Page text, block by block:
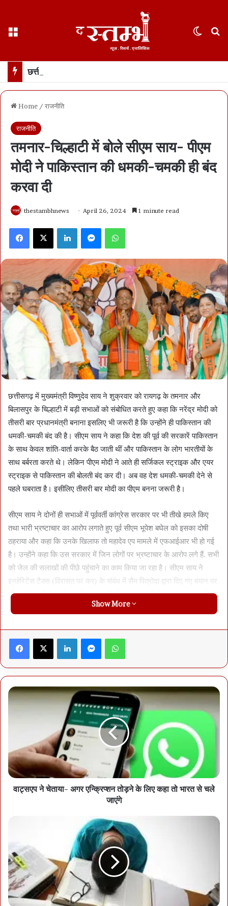
Home / राजनीति
राजनीति
तमनार-चिल्हाटी में बोले सीएम साय- पीएम
मोदी ने पाकिस्तान की धमकी-चमकी ही बंद
करवा दी
thestambhnews April 26, 2024 1 minute read
Facebook X LinkedIn
छत्तीसगढ़ में मुख्यमंत्री विष्णुदेव साय ने शुक्रवार को रायगढ़ के तमनार और
बिलासपुर के चिल्हाटी में बड़ी सभाओं को संबोधित करते हुए कहा कि नरेंद्र मोदी को
तीसरी बार प्रधानमंत्री बनाना इसलिए भी जरूरी है कि उन्होंने ही पाकिस्तान की
धमकी-चमकी बंद की है। सीएम साय ने कहा कि देश की पूर्व की सरकारें पाकिस्तान
के साथ केवल शांति-वार्ता करके बैठ जाती थीं और पाकिस्तान के लोग भारतीयों के
साथ बर्बरता करते थे। लेकिन पीएम मोदी ने आते ही सर्जिकल स्ट्राइक और एयर
स्ट्राइक से पाकिस्तान की बोलती बंद कर दी। अब वह देश धमकी-चमकी देने से
पहले घबराता है। इसीलिए तीसरी बार मोदी का पीएम बनना जरूरी है।
सीएम साय ने दोनों ही सभाओं में पूर्ववर्ती कांग्रेस सरकार पर भी तीखे हमले किए
तथा भारी भ्रष्टाचार का आरोप लगाते हुए पूर्व सीएम भूपेश बघेल को इसका दोषी
ठहराया और कहा कि उनके खिलाफ तो महादेव एप मामले में एफआईआर भी हो गई
है। उन्होंने कहा कि उस सरकार में जिन लोगों पर भ्रष्टाचार के आरोप लगे हैं. सभी
को जेल की सलाखों की पीछे पहुंचाने का काम किया जा रहा है। सीएम साय ने
इनहेरिटेंस टैक्स (विरासत पर कर) के संबंध में सैम पित्रोदा द्वारा दिए गए बयान पर
भी कांग्रेस को घेरा और आरोप लगाया कि वो लोग माताओं से मंगलसूत्र तक छीन
सीएम साय ने दोनों सभाओं में मौजूद महिलाओं को आश्वस्त किया कि मोदी की गारंटी
को हर महीने एक-एक हजार देने का क्रम शुरू कर दिया है। उन्होंने कांग्रेस द्वारा
फैलाए जा रहे भ्रम से बचने की अपील करते हुए कहा कि महतारी वंदन योजना की
राशि हर महीने 7 तारीख से पहले महिलाओं के खाते में पहुंच जाएगा। सीएम साय ने
लोगों को आश्वस्त किया कि मोदीजी की हर गारंटी तेजी से पूरी की जाए। छत्तीसगढ़
का आगे भी तेज रफ्तार से विकास हो, इसलिए पीएम मोदी को तीसरी बार पीएम बनाने
की अपील भी उन्होंने की।
Show More
Facebook X LinkedIn
वाट्सएप ने चेताया- अगर एन्क्रिप्शन तोड़ने के लिए कहा तो भारत से चले
जाएंगे